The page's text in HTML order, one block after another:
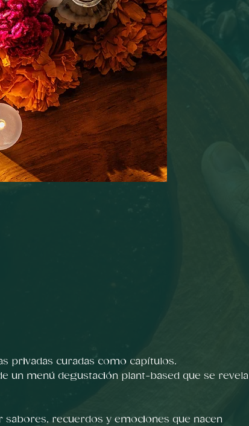
privadas curadas como capítulos.
un menú degustación plant-based que se revela
recuerdos y emociones que nacen